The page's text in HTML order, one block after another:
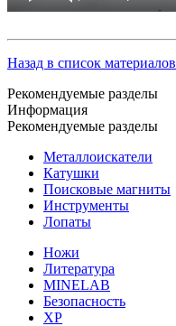
Назад в список материалов
Рекомендуемые разделы
Информация
Рекомендуемые разделы
Металлоискатели
Катушки
Поисковые магниты
Инструменты
Лопаты
Ножи
Литература
MINELAB
Безопасность
XP